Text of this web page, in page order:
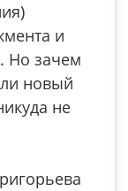
и
Но зачем
новый
не